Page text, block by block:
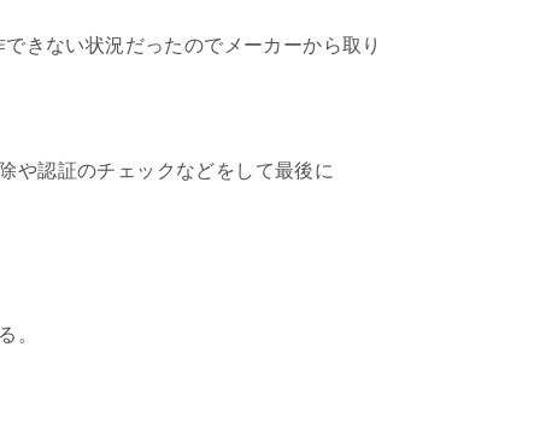
きない状況だったのでメーカーから取り
や認証のチェックなどをして最後に
。